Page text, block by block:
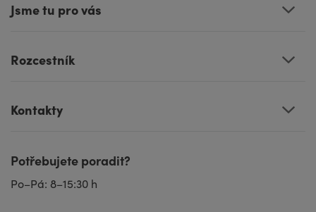
Jsme tu pro vás
Rozcestník
Kontakty
Potřebujete poradit?
Po–Pá: 8–15:30 h